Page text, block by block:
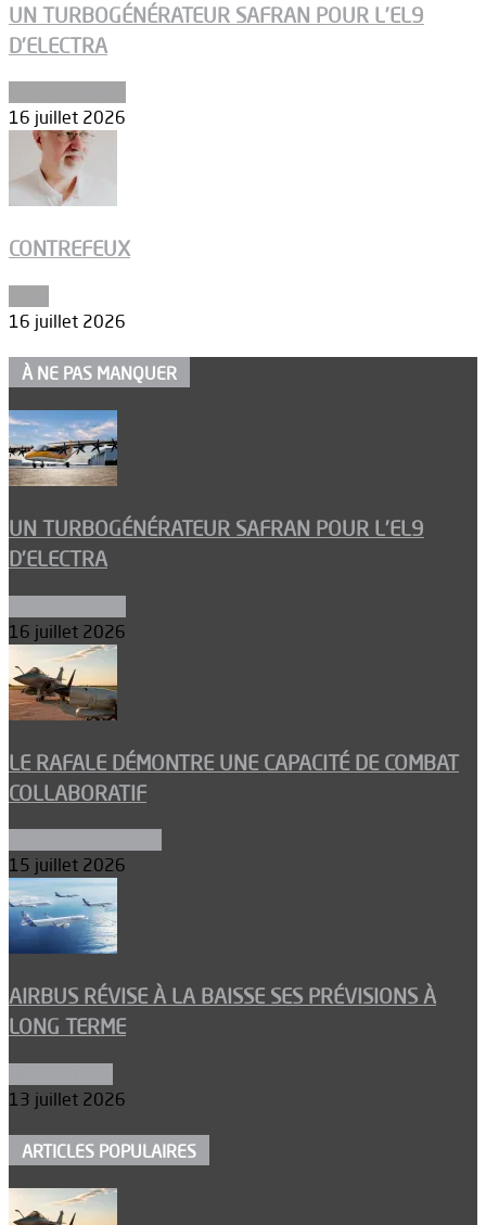
UN TURBOGÉNÉRATEUR SAFRAN POUR L’EL9
D’ELECTRA
16 juillet 2026
CONTREFEUX
16 juillet 2026
À NE PAS MANQUER
UN TURBOGÉNÉRATEUR SAFRAN POUR L’EL9
D’ELECTRA
16 juillet 2026
LE RAFALE DÉMONTRE UNE CAPACITÉ DE COMBAT
COLLABORATIF
15 juillet 2026
AIRBUS RÉVISE À LA BAISSE SES PRÉVISIONS À
LONG TERME
13 juillet 2026
ARTICLES POPULAIRES